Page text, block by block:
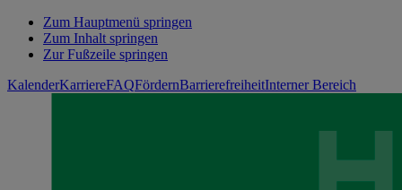
Zum Hauptmenü springen
Zum Inhalt springen
Zur Fußzeile springen
KalenderKarriereFAQFördernBarrierefreiheitInterner Bereich